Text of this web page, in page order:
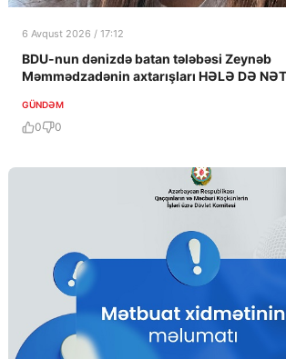
6 Avqust 2026 / 17:12
BDU-nun dənizdə batan tələbəsi Zeynəb
Məmmədzadənin axtarışları HƏLƏ DƏ
GÜNDƏM
0 0